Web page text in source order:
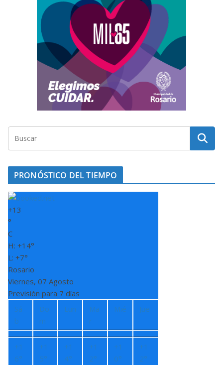
PRONÓSTICO DEL TIEMPO
+13
°
C
H: +14°
L: +7°
Rosario
Viernes, 07 Agosto
Previsión para 7 días
Sá
b
Do
m
Lun
Ma
r
Mié Jue
+1
6°
+1
5°
+1
4°
+1
2°
+1
0°
+1
2°